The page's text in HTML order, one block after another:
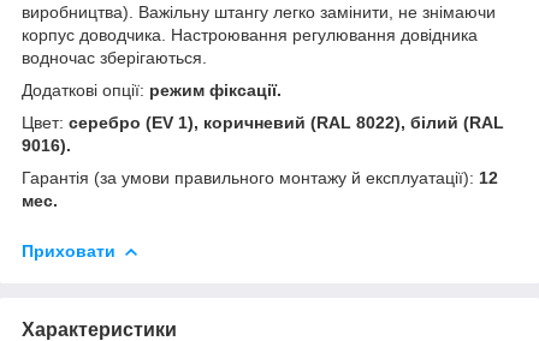
виробництва). Важільну штангу легко замінити, не знімаючи
корпус доводчика. Настроювання регулювання довідника
водночас зберігаються.
Додаткові опції: режим фіксації.
Цвет: серебро (EV 1), коричневий (RAL 8022), білий (RAL
9016).
Гарантія (за умови правильного монтажу й експлуатації): 12
мес.
Приховати
Характеристики